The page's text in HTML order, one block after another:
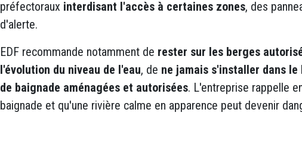
préfectoraux interdisant l'accès à certaines zones, des
d'alerte.
EDF recommande notamment de rester sur les berges
l'évolution du niveau de l'eau, de ne jamais s'installer dans
de baignade aménagées et autorisées. L'entreprise rappelle
baignade et qu'une rivière calme en apparence peut devenir